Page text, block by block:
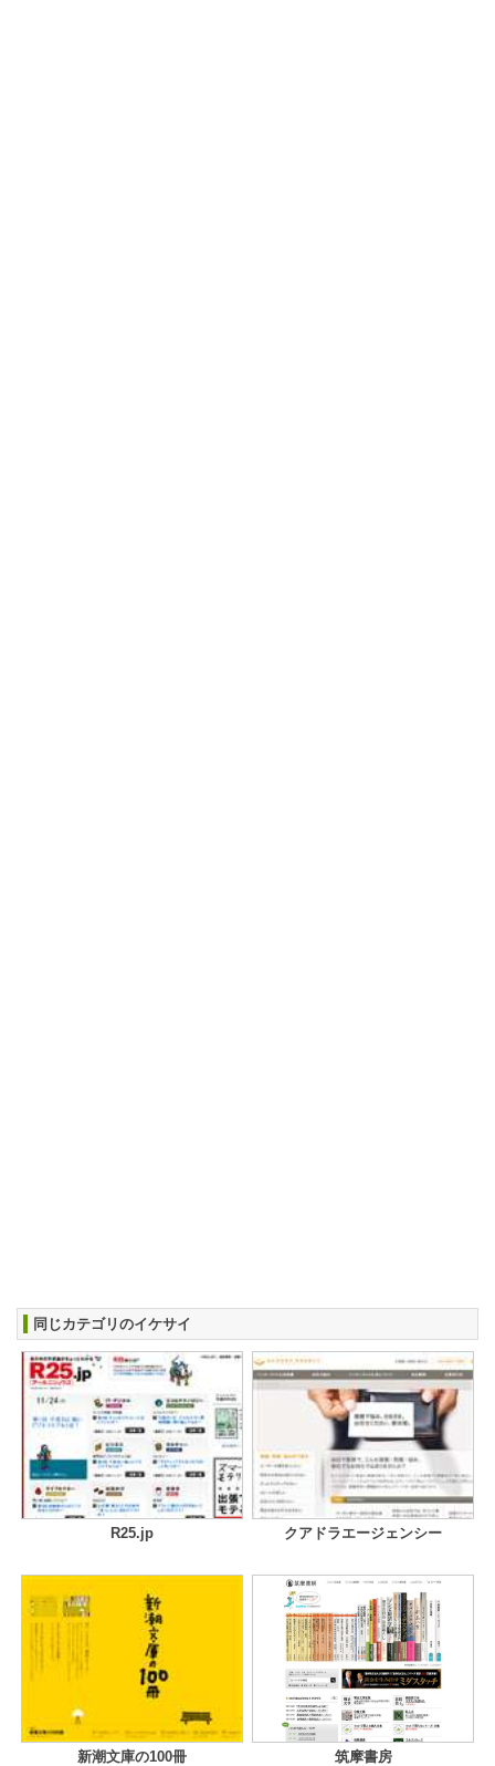
同じカテゴリのイケサイ
R25.jp クアドラエージェンシー
新潮文庫の100冊 筑摩書房